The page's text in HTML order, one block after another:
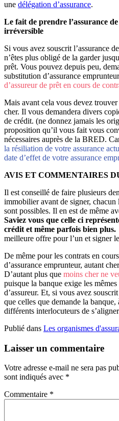
une délégation d’assurance.
Le fait de prendre l’assurance
irréversible
Si vous avez souscrit l’assurance
n’êtes plus obligé de la garder
prêt. Vous pouvez depuis peu,
substitution d’assurance
d’assureur de prêt en cours de
Mais avant cela vous devez
cher. Il vous demandera divers
de crédit. (ne donnez jamais les
proposition qu’il vous fait vous
nécessaires auprès de la BRED.
la résiliation de votre assurance
date d’effet de votre assurance
AVIS ET COMMENTAIRES
Il est conseillé de faire plusieurs
immobilier avant de signer, chacun
sont possibles. Il en est de même
Saviez vous que celle ci
crédit et même parfois bien plus.
meilleure offre pour l’un et signer
De même pour les contrats en
d’assurance emprunteur, autant
D’autant plus que moins cher ne
puisque la banque exige les
d’assureur. Et, si vous avez
que celles que demande la
différents interlocuteurs de
Publié dans Les organismes
Laisser un commentaire
Votre adresse e-mail ne sera pas
sont indiqués avec *
Commentaire *